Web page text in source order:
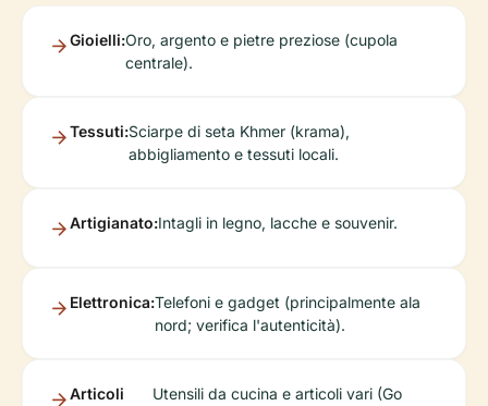
Gioielli:Oro, argento e pietre preziose (cupola
centrale).
Tessuti:Sciarpe di seta Khmer (krama),
abbigliamento e tessuti locali.
Artigianato:Intagli in legno, lacche e souvenir.
Elettronica:Telefoni e gadget (principalmente ala
nord; verifica l'autenticità).
Articoli
Utensili da cucina e articoli vari (Go